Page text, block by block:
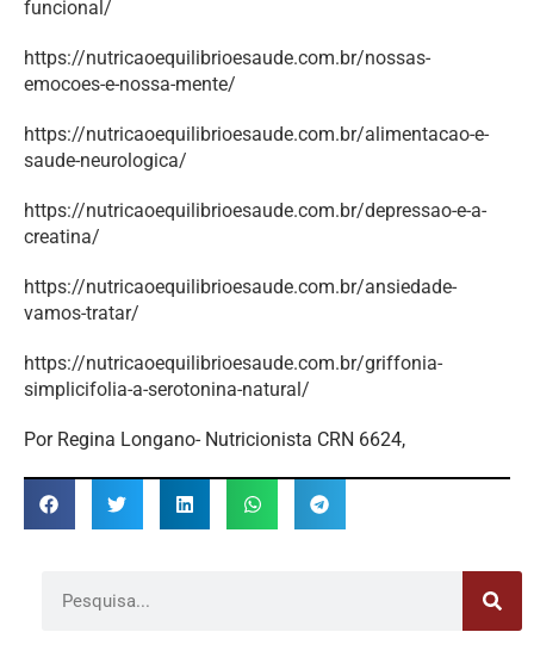
funcional/
https://nutricaoequilibrioesaude.com.br/nossas-
emocoes-e-nossa-mente/
https://nutricaoequilibrioesaude.com.br/alimentacao-e-
saude-neurologica/
https://nutricaoequilibrioesaude.com.br/depressao-e-a-
creatina/
https://nutricaoequilibrioesaude.com.br/ansiedade-
vamos-tratar/
https://nutricaoequilibrioesaude.com.br/griffonia-
simplicifolia-a-serotonina-natural/
Por Regina Longano- Nutricionista CRN 6624,